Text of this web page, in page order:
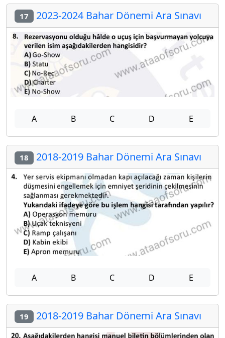
17 2023-2024 Bahar Dönemi Ara Sınavı
A B C D E
18 2018-2019 Bahar Dönemi Ara Sınavı
A B C D E
19 2018-2019 Bahar Dönemi Ara Sınavı